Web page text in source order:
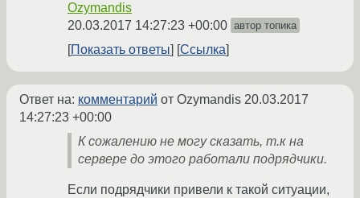
Ozymandis
20.03.2017 14:27:23 +00:00 автор топика
Показать ответы Ссылка
Ответ на: комментарий от Ozymandis 20.03.2017
14:27:23 +00:00
К сожалению не могу сказать, т.к на
сервере до этого работали подрядчики.
Если подрядчики привели к такой ситуации,